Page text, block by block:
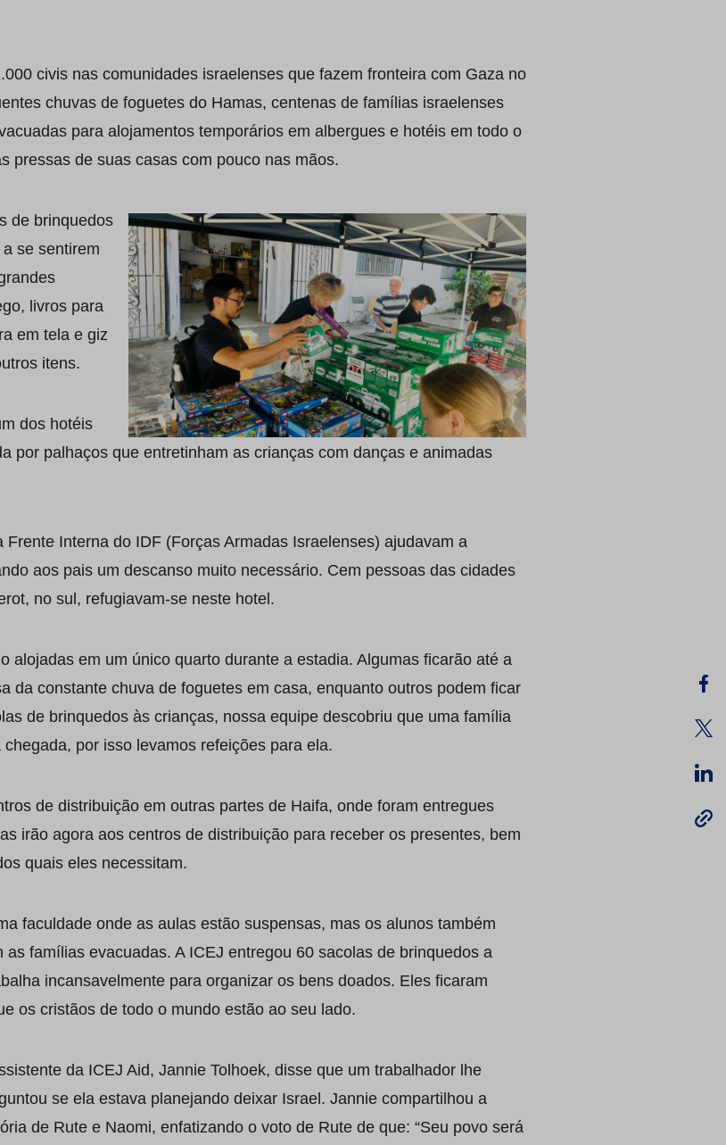
civis nas comunidades israelenses que fazem fronteira com Gaza no
chuvas de foguetes do Hamas, centenas de famílias israelenses
para alojamentos temporários em albergues e hotéis em todo o
pressas de suas casas com pouco nas mãos.
de brinquedos
se sentirem
livros para
em tela e giz
itens.
dos hotéis
por palhaços que entretinham as crianças com danças e animadas
Interna do IDF (Forças Armadas Israelenses) ajudavam a
aos pais um descanso muito necessário. Cem pessoas das cidades
no sul, refugiavam-se neste hotel.
alojadas em um único quarto durante a estadia. Algumas ficarão até a
da constante chuva de foguetes em casa, enquanto outros podem ficar
de brinquedos às crianças, nossa equipe descobriu que uma família
por isso levamos refeições para ela.
de distribuição em outras partes de Haifa, onde foram entregues
irão agora aos centros de distribuição para receber os presentes, bem
quais eles necessitam.
faculdade onde as aulas estão suspensas, mas os alunos também
famílias evacuadas. A ICEJ entregou 60 sacolas de brinquedos a
incansavelmente para organizar os bens doados. Eles ficaram
os cristãos de todo o mundo estão ao seu lado.
da ICEJ Aid, Jannie Tolhoek, disse que um trabalhador lhe
se ela estava planejando deixar Israel. Jannie compartilhou a
de Rute e Naomi, enfatizando o voto de Rute de que: “Seu povo será